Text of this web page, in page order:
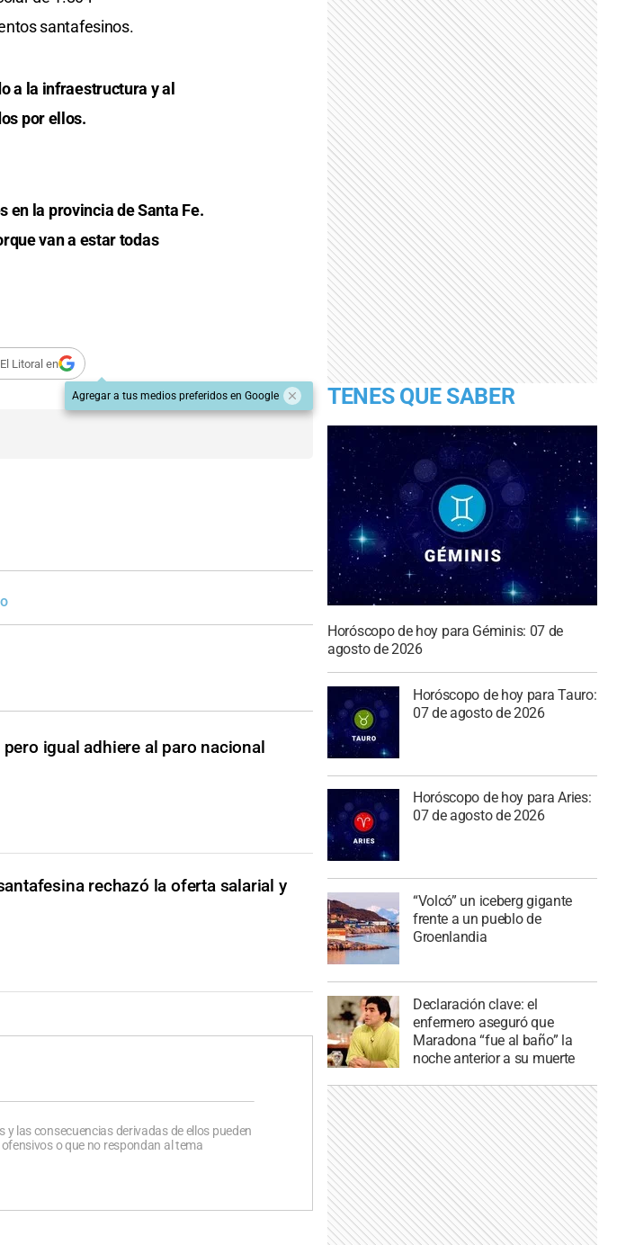
santafesinos.
a la infraestructura y al
por ellos.
en la provincia de Santa Fe.
van a estar todas
Litoral en
Agregar a tus medios preferidos en Google
igual adhiere al paro nacional
rechazó la oferta salarial y
las consecuencias derivadas de ellos pueden
o que no respondan al tema
TENES QUE SABER
Horóscopo de hoy para Géminis: 07 de
agosto de 2026
Horóscopo de hoy para Tauro:
07 de agosto de 2026
Horóscopo de hoy para Aries:
07 de agosto de 2026
“Volcó” un iceberg gigante
frente a un pueblo de
Groenlandia
Declaración clave: el
enfermero aseguró que
Maradona “fue al baño” la
noche anterior a su muerte